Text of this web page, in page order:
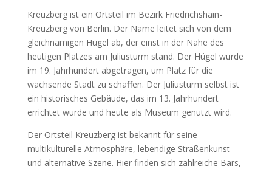
Kreuzberg ist ein Ortsteil im Bezirk Friedrichshain-
Kreuzberg von Berlin. Der Name leitet sich von dem
gleichnamigen Hügel ab, der einst in der Nähe des
heutigen Platzes am Juliusturm stand. Der Hügel wurde
im 19. Jahrhundert abgetragen, um Platz für die
wachsende Stadt zu schaffen. Der Juliusturm selbst ist
ein historisches Gebäude, das im 13. Jahrhundert
errichtet wurde und heute als Museum genutzt wird.
Der Ortsteil Kreuzberg ist bekannt für seine
multikulturelle Atmosphäre, lebendige Straßenkunst
und alternative Szene. Hier finden sich zahlreiche Bars,